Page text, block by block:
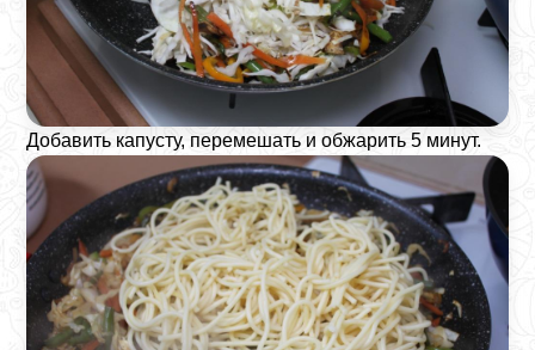
Добавить капусту, перемешать и обжарить 5 минут.